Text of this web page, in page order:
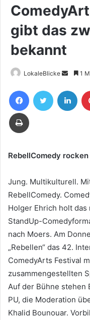
gibt das
bekannt
LokaleBlicke
Sende
eine
E-
1
FacebookTwitter
Drucken
RebellComedy
Jung. Multikulturell.
RebellComedy.
Holger Ehrich holt
StandUp-
nach Moers. Am
„Rebellen“ das 42.
ComedyArts Festival
zusammengestellten
Auf der Bühne stehen
PU, die Moderation
Khalid Bounouar.